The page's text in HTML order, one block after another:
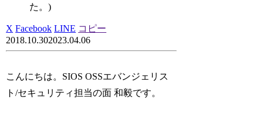
た。)
X Facebook LINE コピー
2018.10.302023.04.06
こんにちは。SIOS OSSエバンジェリス
ト/セキュリティ担当の面 和毅です。